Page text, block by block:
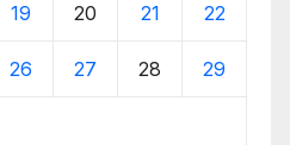
19 20 21 22
26 27 28 29